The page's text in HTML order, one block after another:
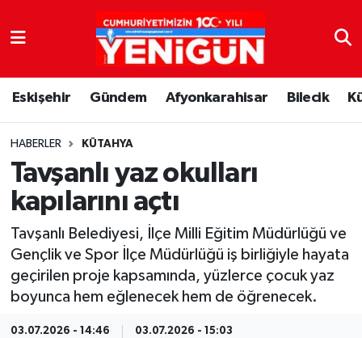
Eskişehir Gündem Afyonkarahisar Bilecik
HABERLER KÜTAHYA
Tavşanlı yaz okulları
kapılarını açtı
Tavşanlı Belediyesi, İlçe Milli Eğitim Müdürlüğü ve
Gençlik ve Spor İlçe Müdürlüğü iş birliğiyle hayata
geçirilen proje kapsamında, yüzlerce çocuk yaz
boyunca hem eğlenecek hem de öğrenecek.
03.07.2026 - 14:46 03.07.2026 - 15:03
Nöbetçi Eczaneler
Hava Durumu
Trafik Durumu
Süper Lig Puan Durumu ve Fikstür
Tüm Manşetler
Son Dakika Haberleri
Haber Arşivi